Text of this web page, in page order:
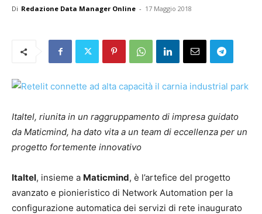
Di Redazione Data Manager Online - 17 Maggio 2018
Italtel, riunita in un raggruppamento di impresa guidato
da Maticmind, ha dato vita a un team di eccellenza per un
progetto fortemente innovativo
Italtel, insieme a Maticmind, è l’artefice del progetto
avanzato e pionieristico di Network Automation per la
configurazione automatica dei servizi di rete inaugurato